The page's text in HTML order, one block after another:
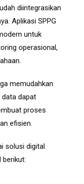
diintegrasikan
Aplikasi SPPG
untuk
operasional,
memudahkan
data dapat
proses
efisien.
solusi digital
berikut: